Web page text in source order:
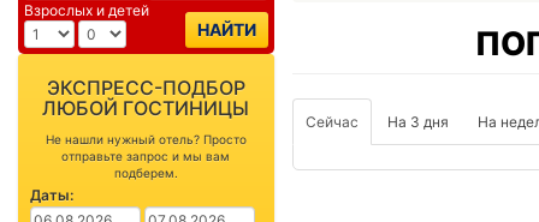
Взрослых и детей
НАЙТИ
ЭКСПРЕСС-ПОДБОР
ЛЮБОЙ ГОСТИНИЦЫ
Не нашли нужный отель? Просто
отправьте запрос и мы вам
подберем.
Даты:
Сейчас На 3 дня На